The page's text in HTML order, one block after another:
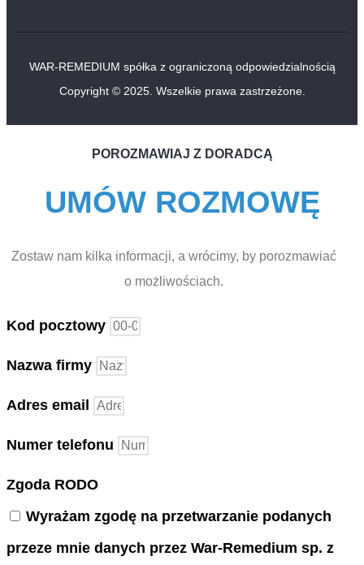
WAR-REMEDIUM spółka z ograniczoną odpowiedzialnością
Copyright © 2025. Wszelkie prawa zastrzeżone.
POROZMAWIAJ Z DORADCĄ
UMÓW ROZMOWĘ
Zostaw nam kilka informacji, a wrócimy, by porozmawiać
o możliwościach.
Kod pocztowy
Nazwa firmy
Adres email
Numer telefonu
Zgoda RODO
Wyrażam zgodę na przetwarzanie podanych
przeze mnie danych przez War-Remedium sp. z